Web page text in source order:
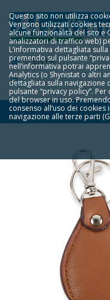
Questo sito non utilizza
Vengono utilizzati cookies
alcune funzionalità del sito e
analizzatori di traffico web)
L‘informativa dettagliata
premendo sul pulsante
nell‘informativa potrai
Analytics (o Shynistat o altri
dettagliata sulla
pulsante “privacy policy”.
del browser in uso.
consenso all‘uso dei
navigazione alle terze parti
IT EN FR